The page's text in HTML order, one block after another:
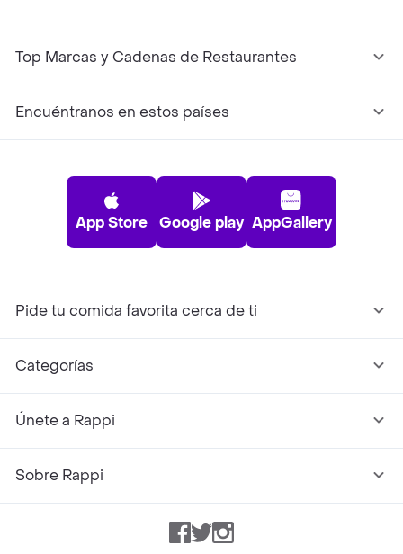
Top Marcas y Cadenas de Restaurantes
Encuéntranos en estos países
App Store Google play AppGallery
Pide tu comida favorita cerca de ti
Categorías
Únete a Rappi
Sobre Rappi
Facebook
TwitterInstagram